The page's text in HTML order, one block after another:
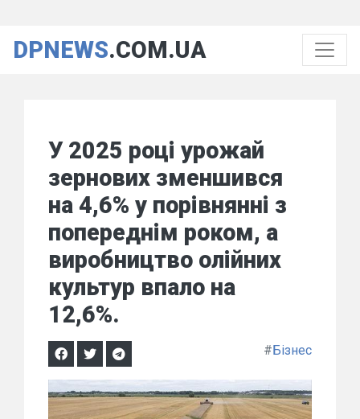
DPNEWS.COM.UA
У 2025 році урожай
зернових зменшився
на 4,6% у порівнянні з
попереднім роком, а
виробництво олійних
культур впало на
12,6%.
#Бізнес